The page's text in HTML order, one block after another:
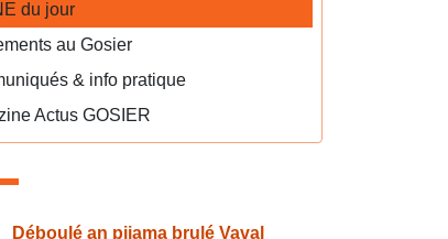
du jour
au Gosier
& info pratique
Actus GOSIER
Déboulé an pijama brulé Vaval